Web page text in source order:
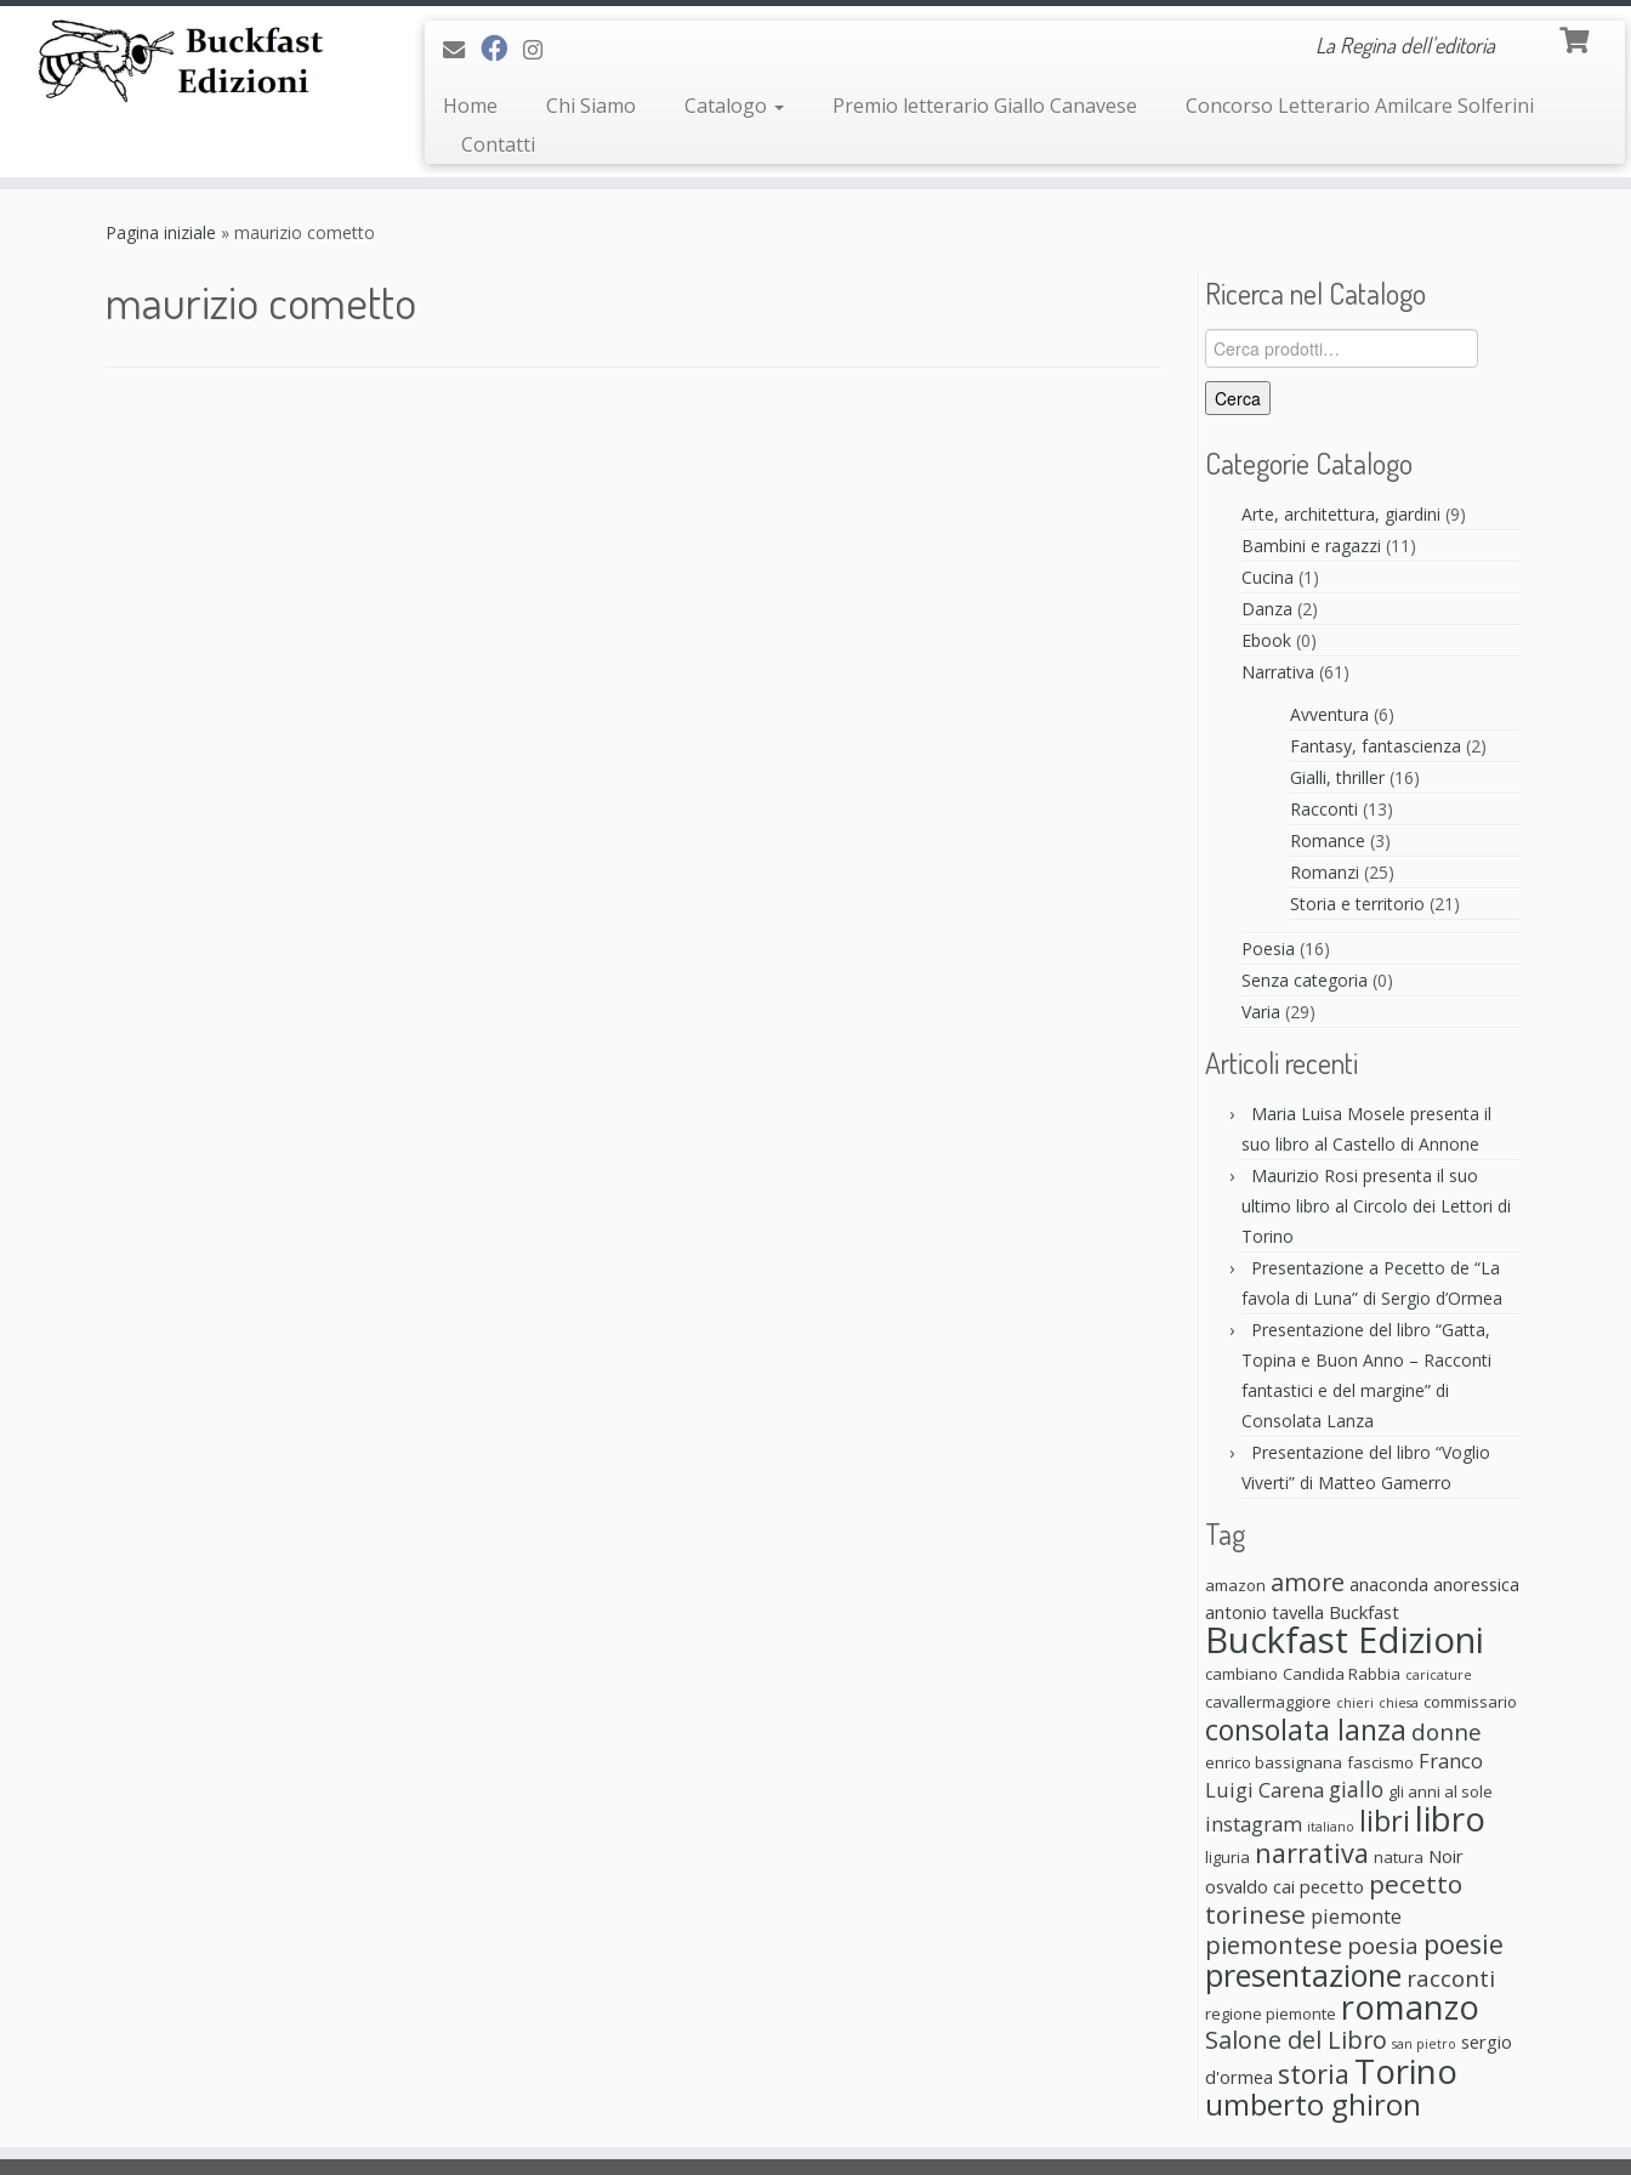
La Regina dell'editoria
Home Chi Siamo Catalogo Premio letterario Giallo Canavese
Concorso Letterario Amilcare Solferini
Contatti
Pagina iniziale » maurizio cometto
maurizio cometto Ricerca nel Catalogo
Cerca:
Cerca
Categorie Catalogo
Arte, architettura, giardini (9)
Bambini e ragazzi (11)
Cucina (1)
Danza (2)
Ebook (0)
Narrativa (61)
Avventura (6)
Fantasy, fantascienza (2)
Gialli, thriller (16)
Racconti (13)
Romance (3)
Romanzi (25)
Storia e territorio (21)
Poesia (16)
Senza categoria (0)
Varia (29)
Articoli recenti
Maria Luisa Mosele presenta il
suo libro al Castello di Annone
Maurizio Rosi presenta il suo
ultimo libro al Circolo dei Lettori di
Torino
Presentazione a Pecetto de “La
favola di Luna” di Sergio d’Ormea
Presentazione del libro “Gatta,
Topina e Buon Anno – Racconti
fantastici e del margine” di
Consolata Lanza
Presentazione del libro “Voglio
Viverti” di Matteo Gamerro
Tag
amazon amore anaconda anoressica
antonio tavella Buckfast
Buckfast Edizioni
cambiano Candida Rabbia caricature
cavallermaggiore chieri chiesa commissario
consolata lanza donne
enrico bassignana fascismo Franco
Luigi Carena giallo gli anni al sole
instagram italiano libri libro
liguria narrativa natura Noir
osvaldo cai pecetto pecetto
torinese piemonte
piemontese poesia poesie
presentazione racconti
regione piemonte romanzo
Salone del Libro san pietro sergio
d'ormea storia Torino
umberto ghiron